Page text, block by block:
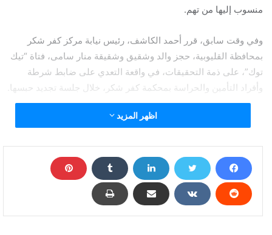
منسوب إليها من تهم.
وفي وقت سابق، قرر أحمد الكاشف، رئيس نيابة مركز كفر شكر
بمحافظة القليوبية، حجز والد وشقيق وشقيقة منار سامى، فتاة “تيك
توك”، على ذمة التحقيقات، في واقعة التعدي على ضابط شرطة
وأفراد التأمين والحراسة بمحكمة كفر شكر، خلال جلسة تجديد حبسها.
وكان قاضي المعارضات بمحكمة كفر شكر، قد قرر تجديد حبس منار
عبر مواقع التواصل الاجتماعي من خلال نشر فيديوهات خادشة للحياء،
بقصد ممارسة الدعارة والتحريض على الفسق والفجور، وضبطها
صحبة مسجل سلاح، بحوزتهما سلاح أبيض ومخدرات، في منطقة كفر
سعد دائرة مركز بنها.
اظهر المزيد